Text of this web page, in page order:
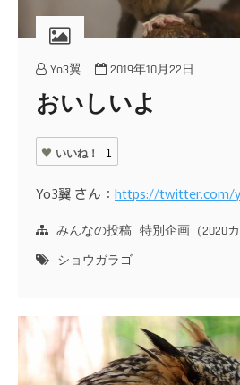
Yo3翼 2019年10月22日
おいしいよ
いいね！ 1
Yo3翼 さん： https://twitter.com/
みんなの投稿 特別企画（2020カ
ショウガラゴ